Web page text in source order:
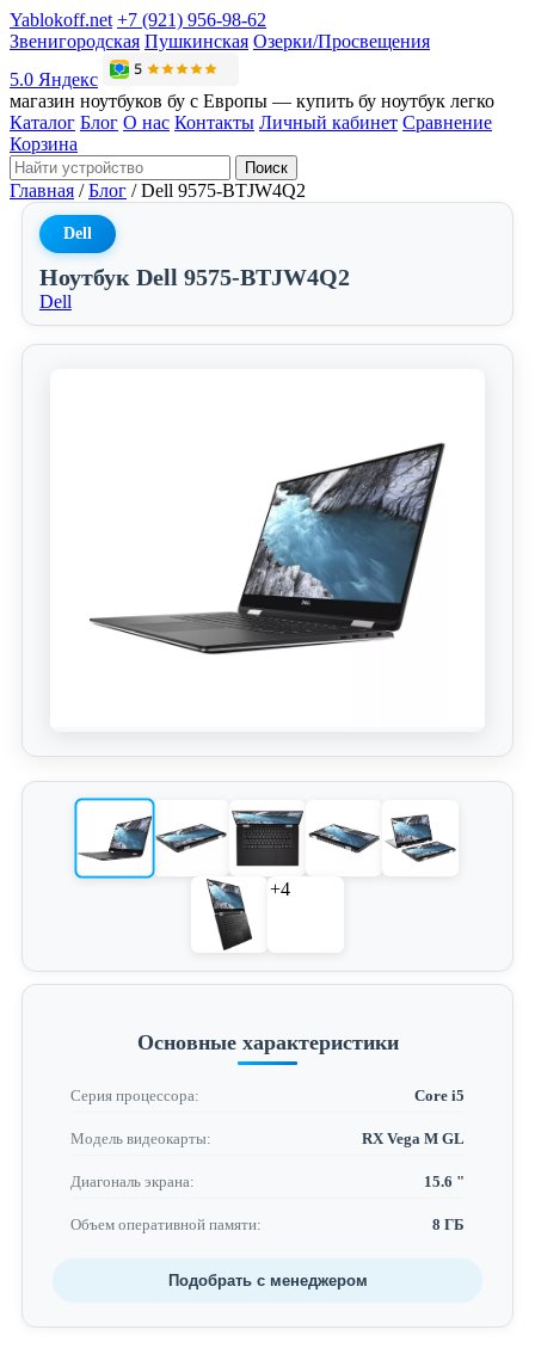
Yablokoff.net +7 (921) 956-98-62
Звенигородская Пушкинская Озерки/Просвещения
5.0 Яндекс
магазин ноутбуков бу с Европы — купить бу ноутбук легко
Каталог Блог О нас Контакты Личный кабинет Сравнение
Корзина
Поиск
Главная / Блог / Dell 9575-BTJW4Q2
Dell
Ноутбук Dell 9575-BTJW4Q2
Dell
+4
Основные характеристики
Серия процессора: Core i5
Модель видеокарты: RX Vega M GL
Диагональ экрана: 15.6 "
Объем оперативной памяти: 8 ГБ
Подобрать с менеджером